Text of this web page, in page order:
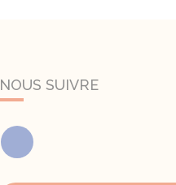
NOUS SUIVRE
Facebook